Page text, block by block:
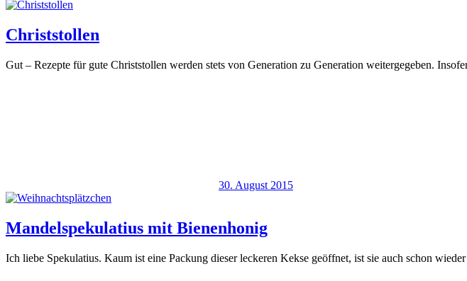
Christstollen
Gut – Rezepte für gute Christstollen werden stets von Generation zu Generation weitergegeben.
30. August 2015
Mandelspekulatius mit Bienenhonig
Ich liebe Spekulatius. Kaum ist eine Packung dieser leckeren Kekse geöffnet, ist sie auch schon